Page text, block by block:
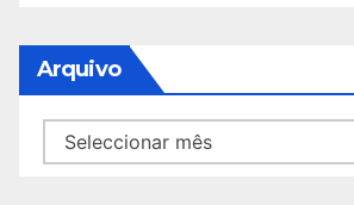
Arquivo
Arquivo